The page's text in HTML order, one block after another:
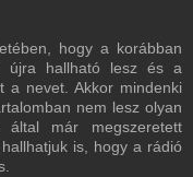
hogy a korábban
újra hallható lesz és a
a nevet. Akkor mindenki
nem lesz olyan
már megszeretett
is, hogy a rádió